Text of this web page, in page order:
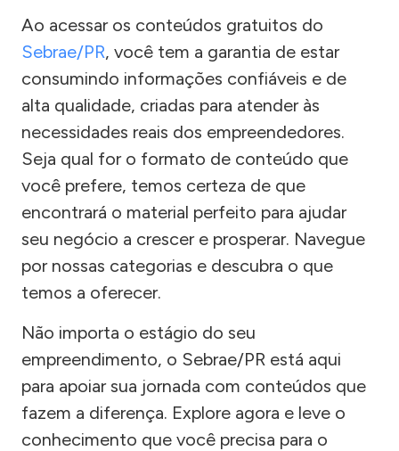
Ao acessar os conteúdos gratuitos do
Sebrae/PR, você tem a garantia de estar
consumindo informações confiáveis e de
alta qualidade, criadas para atender às
necessidades reais dos empreendedores.
Seja qual for o formato de conteúdo que
você prefere, temos certeza de que
encontrará o material perfeito para ajudar
seu negócio a crescer e prosperar. Navegue
por nossas categorias e descubra o que
temos a oferecer.
Não importa o estágio do seu
empreendimento, o Sebrae/PR está aqui
para apoiar sua jornada com conteúdos que
fazem a diferença. Explore agora e leve o
conhecimento que você precisa para o